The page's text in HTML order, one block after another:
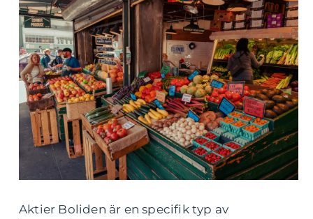
Aktier Boliden är en specifik typ av